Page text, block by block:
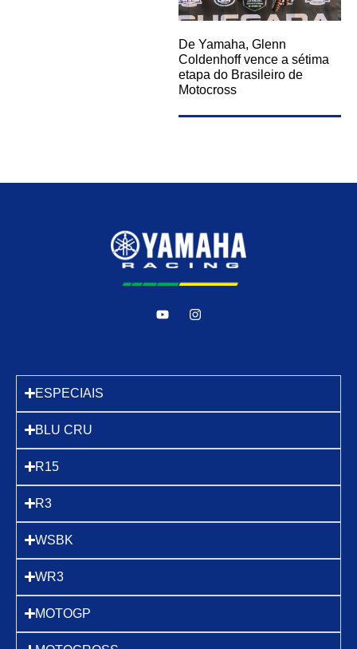
De Yamaha, Glenn
Coldenhoff vence a sétima
etapa do Brasileiro de
Motocross
ESPECIAIS
BLU CRU
R15
R3
WSBK
WR3
MOTOGP